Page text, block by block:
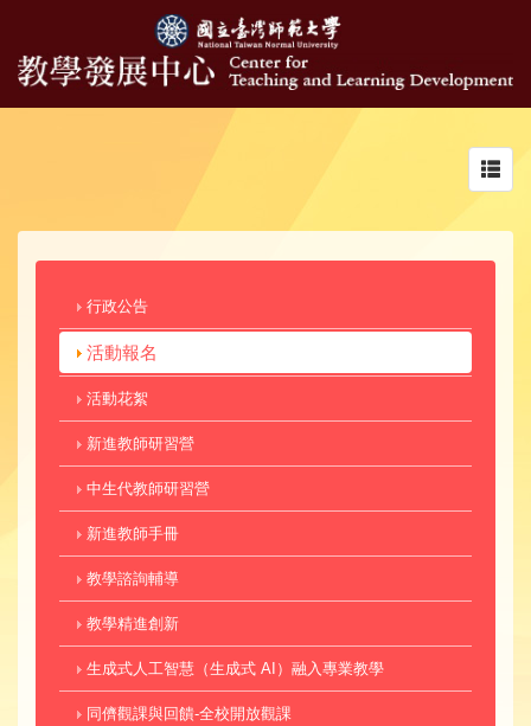
行政公告
活動報名
活動花絮
新進教師研習營
中生代教師研習營
新進教師手冊
教學諮詢輔導
教學精進創新
生成式人工智慧（生成式 AI）融入專業教學
同儕觀課與回饋-全校開放觀課